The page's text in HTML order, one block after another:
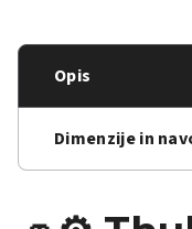
Opis
Dimenzije in